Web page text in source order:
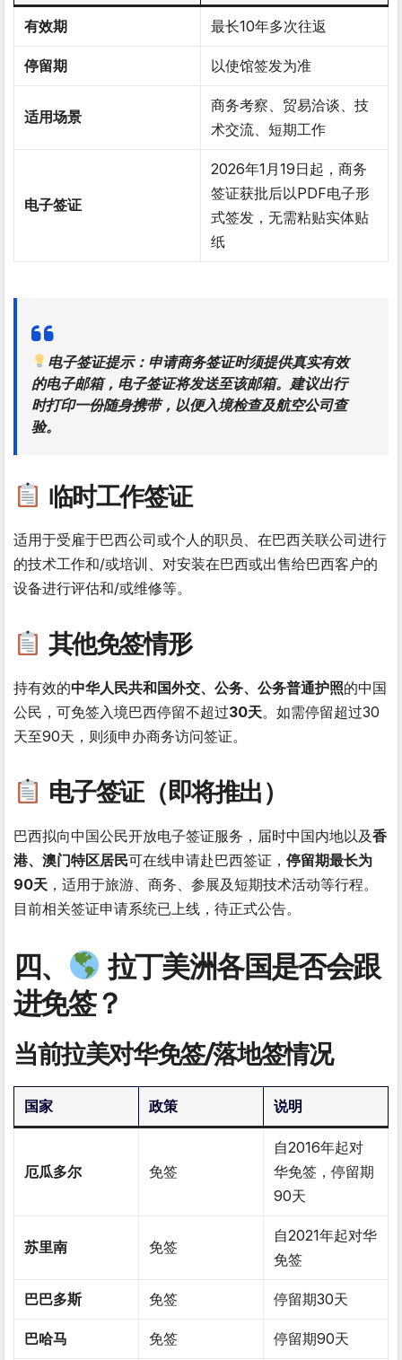
有效期 最长10年多次往返
停留期 以使馆签发为准
适用场景
商务考察、贸易洽谈、技
术交流、短期工作
电子签证
2026年1月19日起，商务
签证获批后以PDF电子形
式签发，无需粘贴实体贴
纸
电子签证提示：申请商务签证时须提供真实有效
的电子邮箱，电子签证将发送至该邮箱。建议出行
时打印一份随身携带，以便入境检查及航空公司查
验。
临时工作签证
适用于受雇于巴西公司或个人的职员、在巴西关联公司进行
的技术工作和/或培训、对安装在巴西或出售给巴西客户的
设备进行评估和/或维修等。
其他免签情形
持有效的中华人民共和国外交、公务、公务普通护照的中国
公民，可免签入境巴西停留不超过30天。如需停留超过30
天至90天，则须申办商务访问签证。
电子签证（即将推出）
巴西拟向中国公民开放电子签证服务，届时中国内地以及香
港、澳门特区居民可在线申请赴巴西签证， 停留期最长为
90天 ，适用于旅游、商务、参展及短期技术活动等行程。
目前相关签证申请系统已上线，待正式公告。
四、
拉丁美洲各国是否会跟
进免签？
当前拉美对华免签/落地签情况
国家 政策 说明
厄瓜多尔 免签
自2016年起对
华免签，停留期
90天
苏里南 免签
自2021年起对华
免签
巴巴多斯 免签 停留期30天
巴哈马 免签 停留期90天